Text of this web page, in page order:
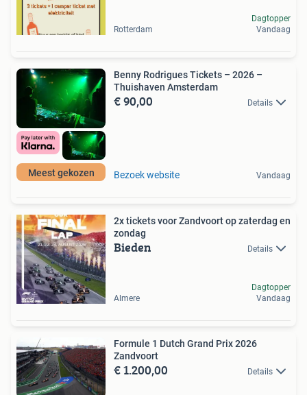
Rotterdam
Dagtopper
Vandaag
Meest gekozen
Benny Rodrigues Tickets – 2026 –
Thuishaven Amsterdam
€ 90,00 Details
Bezoek website Vandaag
2x tickets voor Zandvoort op zaterdag en
zondag
Bieden Details
Almere
Dagtopper
Vandaag
Formule 1 Dutch Grand Prix 2026
Zandvoort
€ 1.200,00 Details